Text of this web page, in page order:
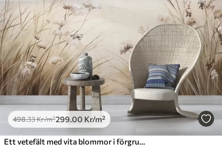
498.33Kr/m²299 .00 Kr/m²